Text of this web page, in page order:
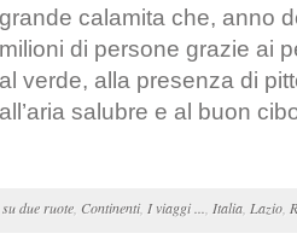
grande calamita che, anno
milioni di persone grazie ai
al verde, alla presenza di
all’aria salubre e al buon
su due ruote Continenti, I viaggi ... Italia Lazio